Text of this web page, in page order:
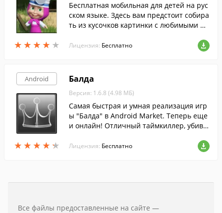
★ ★ ★ ★ ★
★ ★ ★ ★ ★
Бесплатная мобильная для детей на рус
ском языке. Здесь вам предстоит собира
ть из кусочков картинки с любимыми пе
Лицензия: Бесплатно
Android
★ ★ ★ ★ ★
★ ★ ★ ★ ★
Балда
Версия: 1.6.8 (4.98 МБ)
Самая быстрая и умная реализация игр
ы "Балда" в Android Market. Теперь еще
и онлайн! Отличный таймкиллер, убива
Лицензия: Бесплатно
Все файлы предоставленные на сайте —